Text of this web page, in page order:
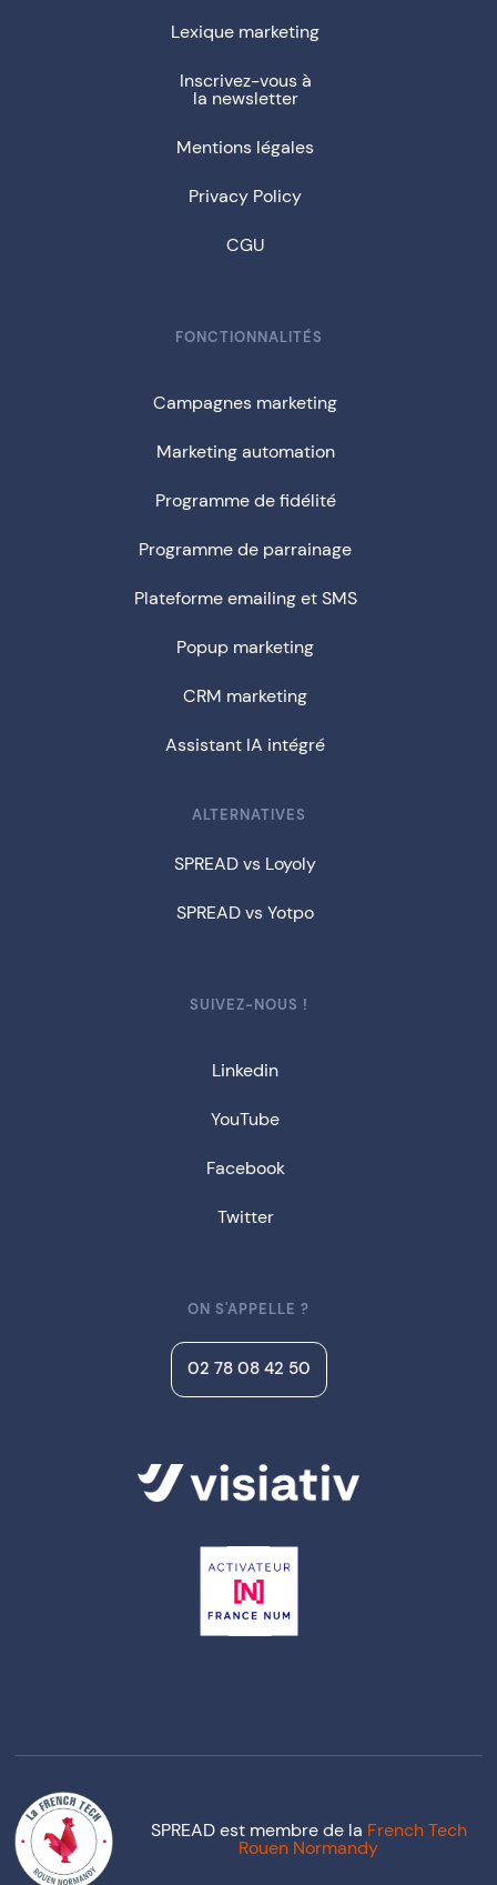
Lexique marketing
Inscrivez-vous à
la newsletter
Mentions légales
Privacy Policy
CGU
FONCTIONNALITÉS
Campagnes marketing
Marketing automation
Programme de fidélité
Programme de parrainage
Plateforme emailing et SMS
Popup marketing
CRM marketing
Assistant IA intégré
ALTERNATIVES
SPREAD vs Loyoly
SPREAD vs Yotpo
SUIVEZ-NOUS !
Linkedin
YouTube
Facebook
Twitter
ON S'APPELLE ?
02 78 08 42 50
SPREAD est membre de la French Tech
Rouen Normandy